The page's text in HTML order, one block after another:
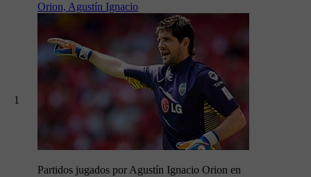
1
Orion, Agustín Ignacio
Partidos jugados por Agustín Ignacio Orion en